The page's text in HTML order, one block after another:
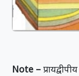
Note –